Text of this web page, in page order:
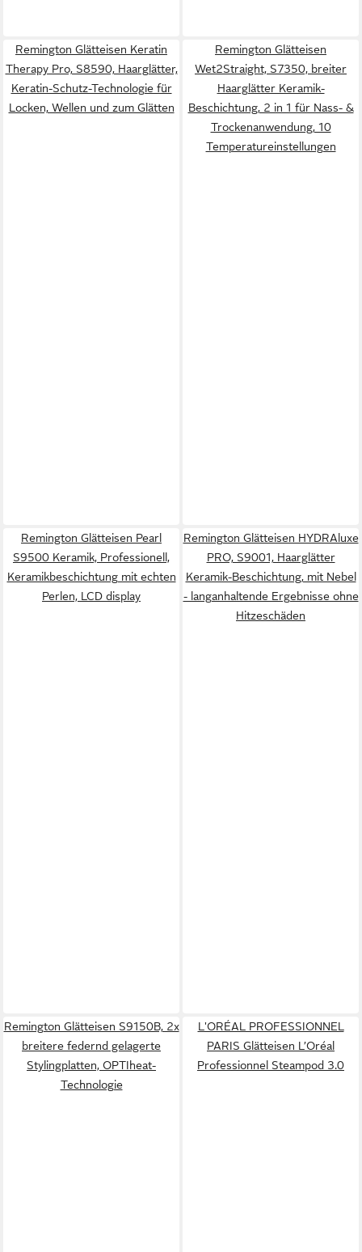
Remington Glätteisen Keratin
Therapy Pro, S8590, Haarglätter,
Keratin-Schutz-Technologie für
Locken, Wellen und zum Glätten
Remington Glätteisen
Wet2Straight, S7350, breiter
Haarglätter Keramik-
Beschichtung, 2 in 1 für Nass- &
Trockenanwendung, 10
Temperatureinstellungen
Remington Glätteisen Pearl
S9500 Keramik, Professionell,
Keramikbeschichtung mit echten
Perlen, LCD display
Remington Glätteisen HYDRAluxe
PRO, S9001, Haarglätter
Keramik-Beschichtung, mit Nebel
- langanhaltende Ergebnisse ohne
Hitzeschäden
Remington Glätteisen S9150B, 2x
breitere federnd gelagerte
Stylingplatten, OPTIheat-
Technologie
L'ORÉAL PROFESSIONNEL
PARIS Glätteisen L’Oréal
Professionnel Steampod 3.0